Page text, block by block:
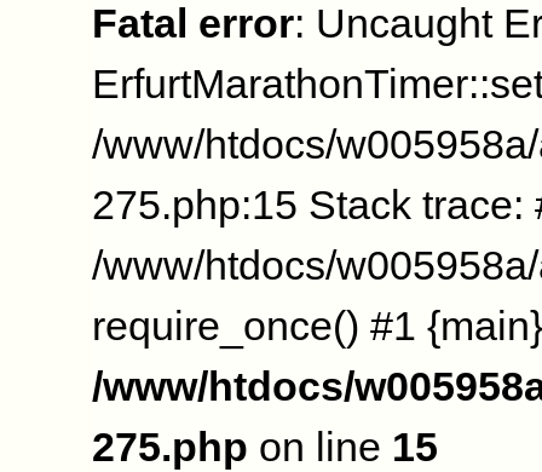
Fatal error: Uncaught
/www/htdocs/
275.php:15 Stack trace:
/www/htdocs/
require_once() #1
/www/htdocs/
275.php on line 15